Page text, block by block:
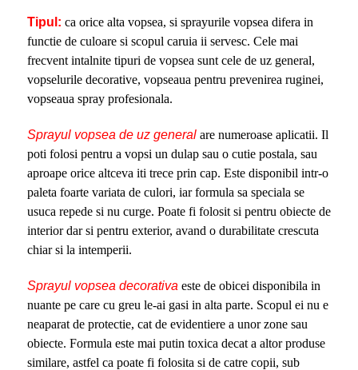
Tipul: ca orice alta vopsea, si sprayurile vopsea difera in
functie de culoare si scopul caruia ii servesc. Cele mai
frecvent intalnite tipuri de vopsea sunt cele de uz general,
vopselurile decorative, vopseaua pentru prevenirea ruginei,
vopseaua spray profesionala.
Sprayul vopsea de uz general are numeroase aplicatii. Il
poti folosi pentru a vopsi un dulap sau o cutie postala, sau
aproape orice altceva iti trece prin cap. Este disponibil intr-o
paleta foarte variata de culori, iar formula sa speciala se
usuca repede si nu curge. Poate fi folosit si pentru obiecte de
interior dar si pentru exterior, avand o durabilitate crescuta
chiar si la intemperii.
Sprayul vopsea decorativa este de obicei disponibila in
nuante pe care cu greu le-ai gasi in alta parte. Scopul ei nu e
neaparat de protectie, cat de evidentiere a unor zone sau
obiecte. Formula este mai putin toxica decat a altor produse
similare, astfel ca poate fi folosita si de catre copii, sub